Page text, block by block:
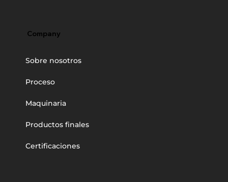
Company
Sobre nosotros
Proceso
Maquinaria
Productos finales
Certificaciones